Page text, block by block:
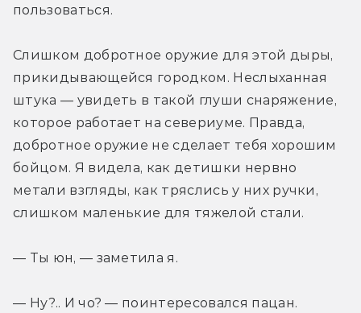
пользоваться.
Слишком добротное оружие для этой дыры,
прикидывающейся городком. Неслыханная
штука — увидеть в такой глуши снаряжение,
которое работает на севериуме. Правда,
добротное оружие не сделает тебя хорошим
бойцом. Я видела, как детишки нервно
метали взгляды, как тряслись у них ручки,
слишком маленькие для тяжелой стали.
— Ты юн, — заметила я.
— Ну?.. И чо? — поинтересовался пацан.